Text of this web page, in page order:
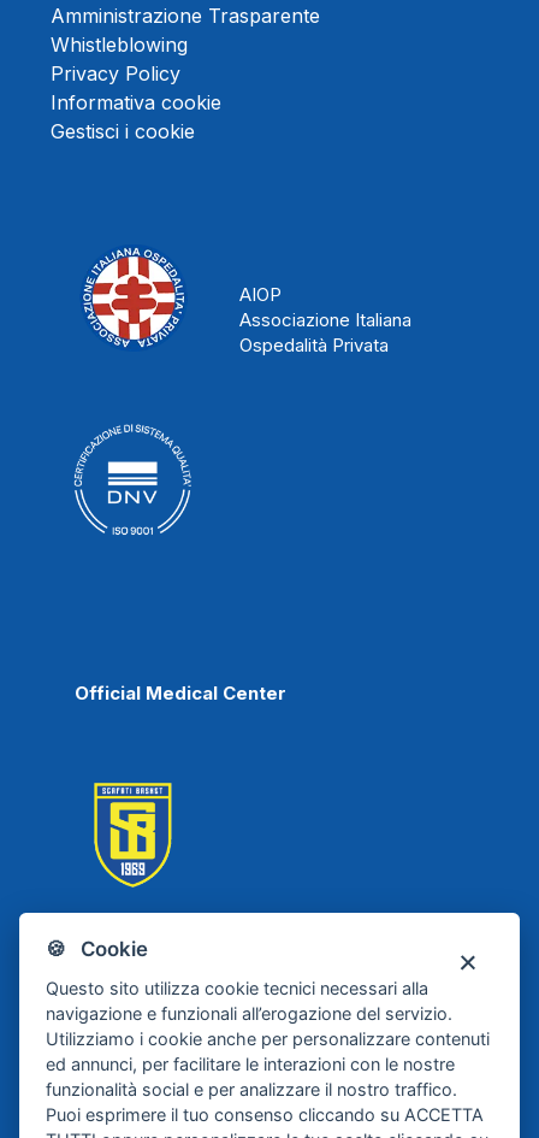
🍪 Cookie
Questo sito utilizza cookie tecnici necessari alla
navigazione e funzionali all’erogazione del servizio.
Utilizziamo i cookie anche per personalizzare contenuti
ed annunci, per facilitare le interazioni con le nostre
funzionalità social e per analizzare il nostro traffico.
Puoi esprimere il tuo consenso cliccando su ACCETTA
Amministrazione Trasparente
Whistleblowing
Privacy Policy
Informativa cookie
Gestisci i cookie
AIOP
Associazione Italiana
Ospedalità Privata
Official Medical Center
Scafati Basket